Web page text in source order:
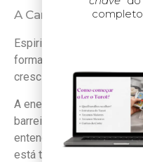
A Carta do 4 de
Espiritualmente, o 4 de
formas materiais ou
crescimento e a evolução
A energia de
barreira para a expansão
entendimento espiritual.
está tão focado em